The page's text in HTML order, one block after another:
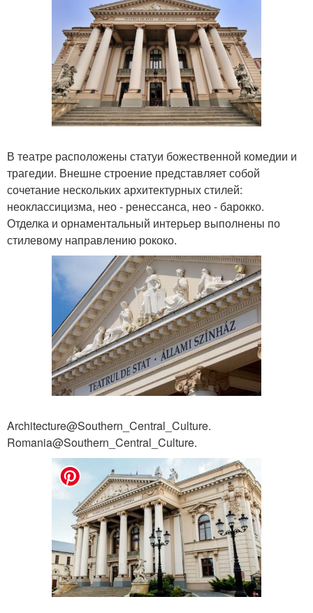
В театре расположены статуи божественной комедии и
трагедии. Внешне строение представляет собой
сочетание нескольких архитектурных стилей:
неоклассицизма, нео - ренессанса, нео - барокко.
Отделка и орнаментальный интерьер выполнены по
стилевому направлению рококо.
Architecture@Southern_Central_Culture.
Romania@Southern_Central_Culture.